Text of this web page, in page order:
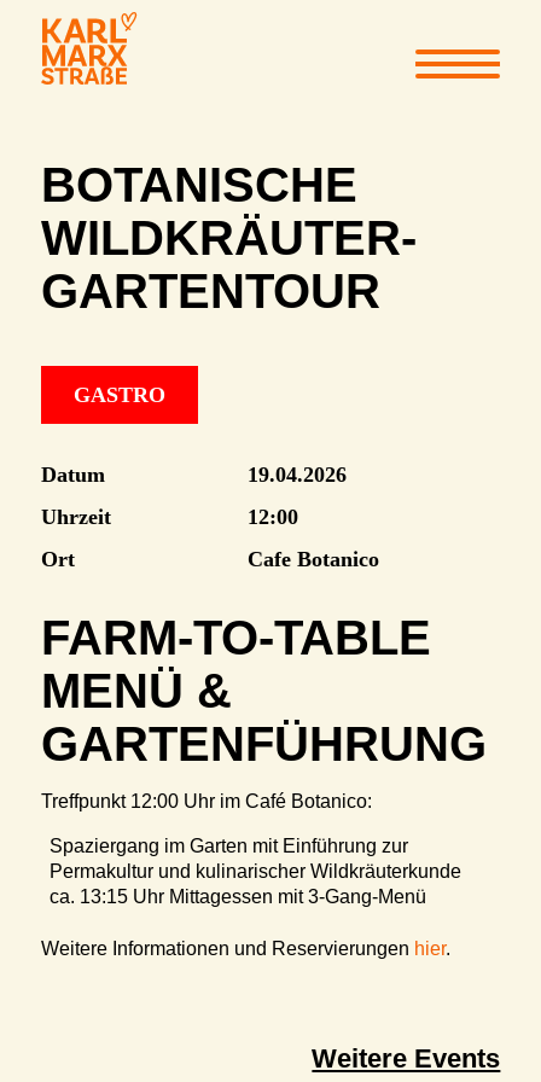
BOTANISCHE
WILDKRÄUTER-
GARTENTOUR
GASTRO
Datum
19.04.2026
Uhrzeit
12:00
Ort
Cafe Botanico
FARM-TO-TABLE
MENÜ &
GARTENFÜHRUNG
Treffpunkt 12:00 Uhr im Café Botanico:
Spaziergang im Garten mit Einführung zur
Permakultur und kulinarischer Wildkräuterkunde
ca. 13:15 Uhr Mittagessen mit 3-Gang-Menü
Weitere Informationen und Reservierungen hier.
Weitere Events